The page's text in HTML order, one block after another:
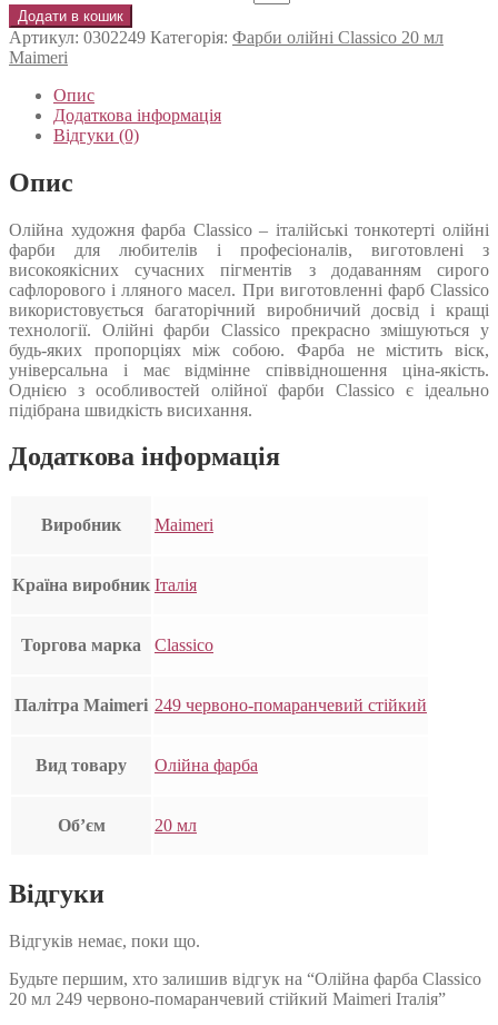
Додати в кошик
Артикул: 0302249 Категорія: Фарби олійні Classico 20 мл
Maimeri
Опис
Додаткова інформація
Відгуки (0)
Опис
Олійна художня фарба Classico – італійські тонкотерті олійні
фарби для любителів і професіоналів, виготовлені з
високоякісних сучасних пігментів з додаванням сирого
сафлорового і лляного масел. При виготовленні фарб Classico
використовується багаторічний виробничий досвід і кращі
технології. Олійні фарби Classico прекрасно змішуються у
будь-яких пропорціях між собою. Фарба не містить віск,
універсальна і має відмінне співвідношення ціна-якість.
Однією з особливостей олійної фарби Classico є ідеально
підібрана швидкість висихання.
Додаткова інформація
Виробник Maimeri
Країна виробник Італія
Торгова марка Classico
Палітра Maimeri 249 червоно-помаранчевий стійкий
Вид товару Олійна фарба
Об’єм 20 мл
Відгуки
Відгуків немає, поки що.
Будьте першим, хто залишив відгук на “Олійна фарба Classico
20 мл 249 червоно-помаранчевий стійкий Maimeri Італія”